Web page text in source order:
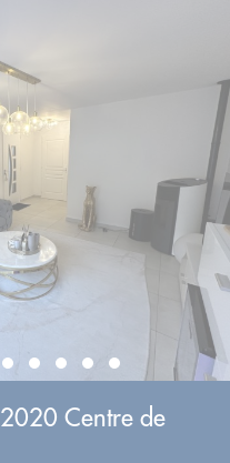
Centre de